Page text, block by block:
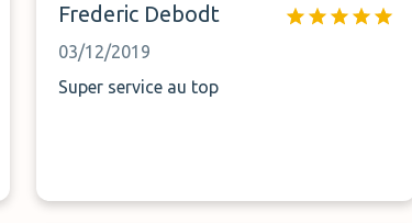
Frederic Debodt
03/12/2019
Super service au top